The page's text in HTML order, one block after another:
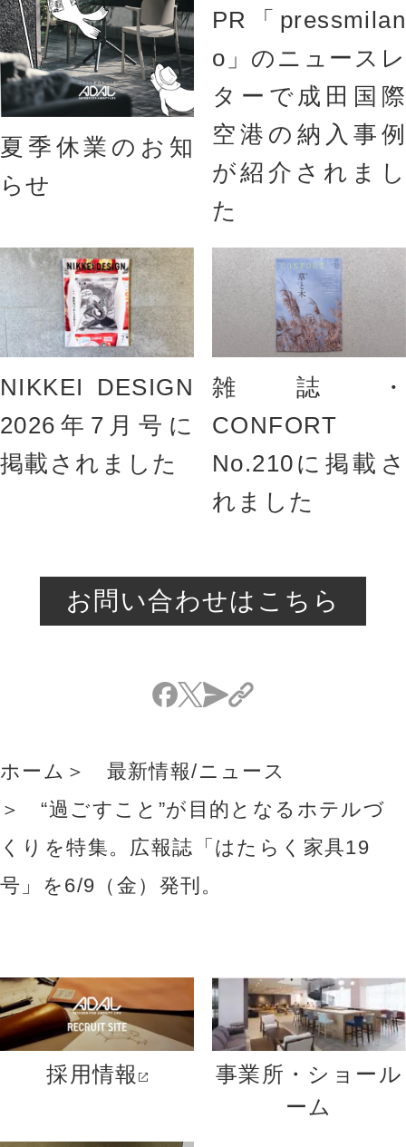
夏季休業のお知
らせ
PR「pressmilan
o」のニュースレ
ターで成田国際
空港の納入事例
が紹介されまし
た
NIKKEI DESIGN
2026年7月号に
掲載されました
雑誌・
CONFORT
No.210に掲載さ
れました
お問い合わせはこちら
ホーム
最新情報/ニュース
“過ごすこと”が目的となるホテルづ
くりを特集。広報誌「はたらく家具19
号」を6/9（金）発刊。
採用情報
事業所・ショール
ーム